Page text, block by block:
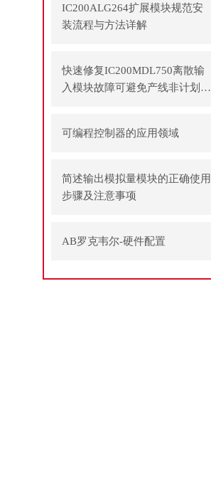
IC200ALG264扩展模块规范安
装流程与方法详解
快速修复IC200MDL750离散输
入模块故障可避免产线非计划停
可编程控制器的应用领域
简述输出模拟量模块的正确使用
步骤及注意事项
AB罗克韦尔-硬件配置